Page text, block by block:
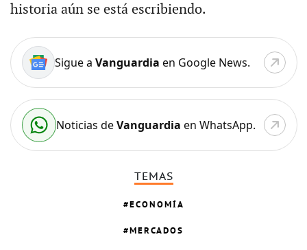
historia aún se está escribiendo.
Sigue a Vanguardia en Google News.
Noticias deVanguardia en WhatsApp.
TEMAS
ECONOMÍA
MERCADOS